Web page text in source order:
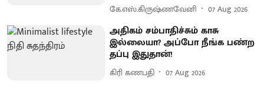
கே.எஸ்.கிருஷ்ணவேனி 07 Aug 2026
அதிகம் சம்பாதிச்சும் காசு
இல்லையா? அப்போ நீங்க பண்ற
தப்பு இதுதான்!
கிரி கணபதி 07 Aug 2026